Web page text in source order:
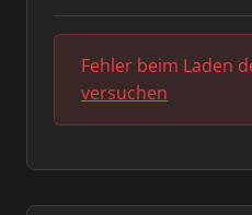
Fehler beim Laden
versuchen